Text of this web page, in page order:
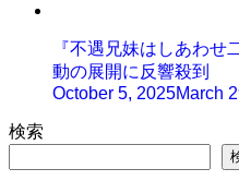
『不遇兄妹はしあわ
動の展開に反響殺到
October 5, 2025March
検索